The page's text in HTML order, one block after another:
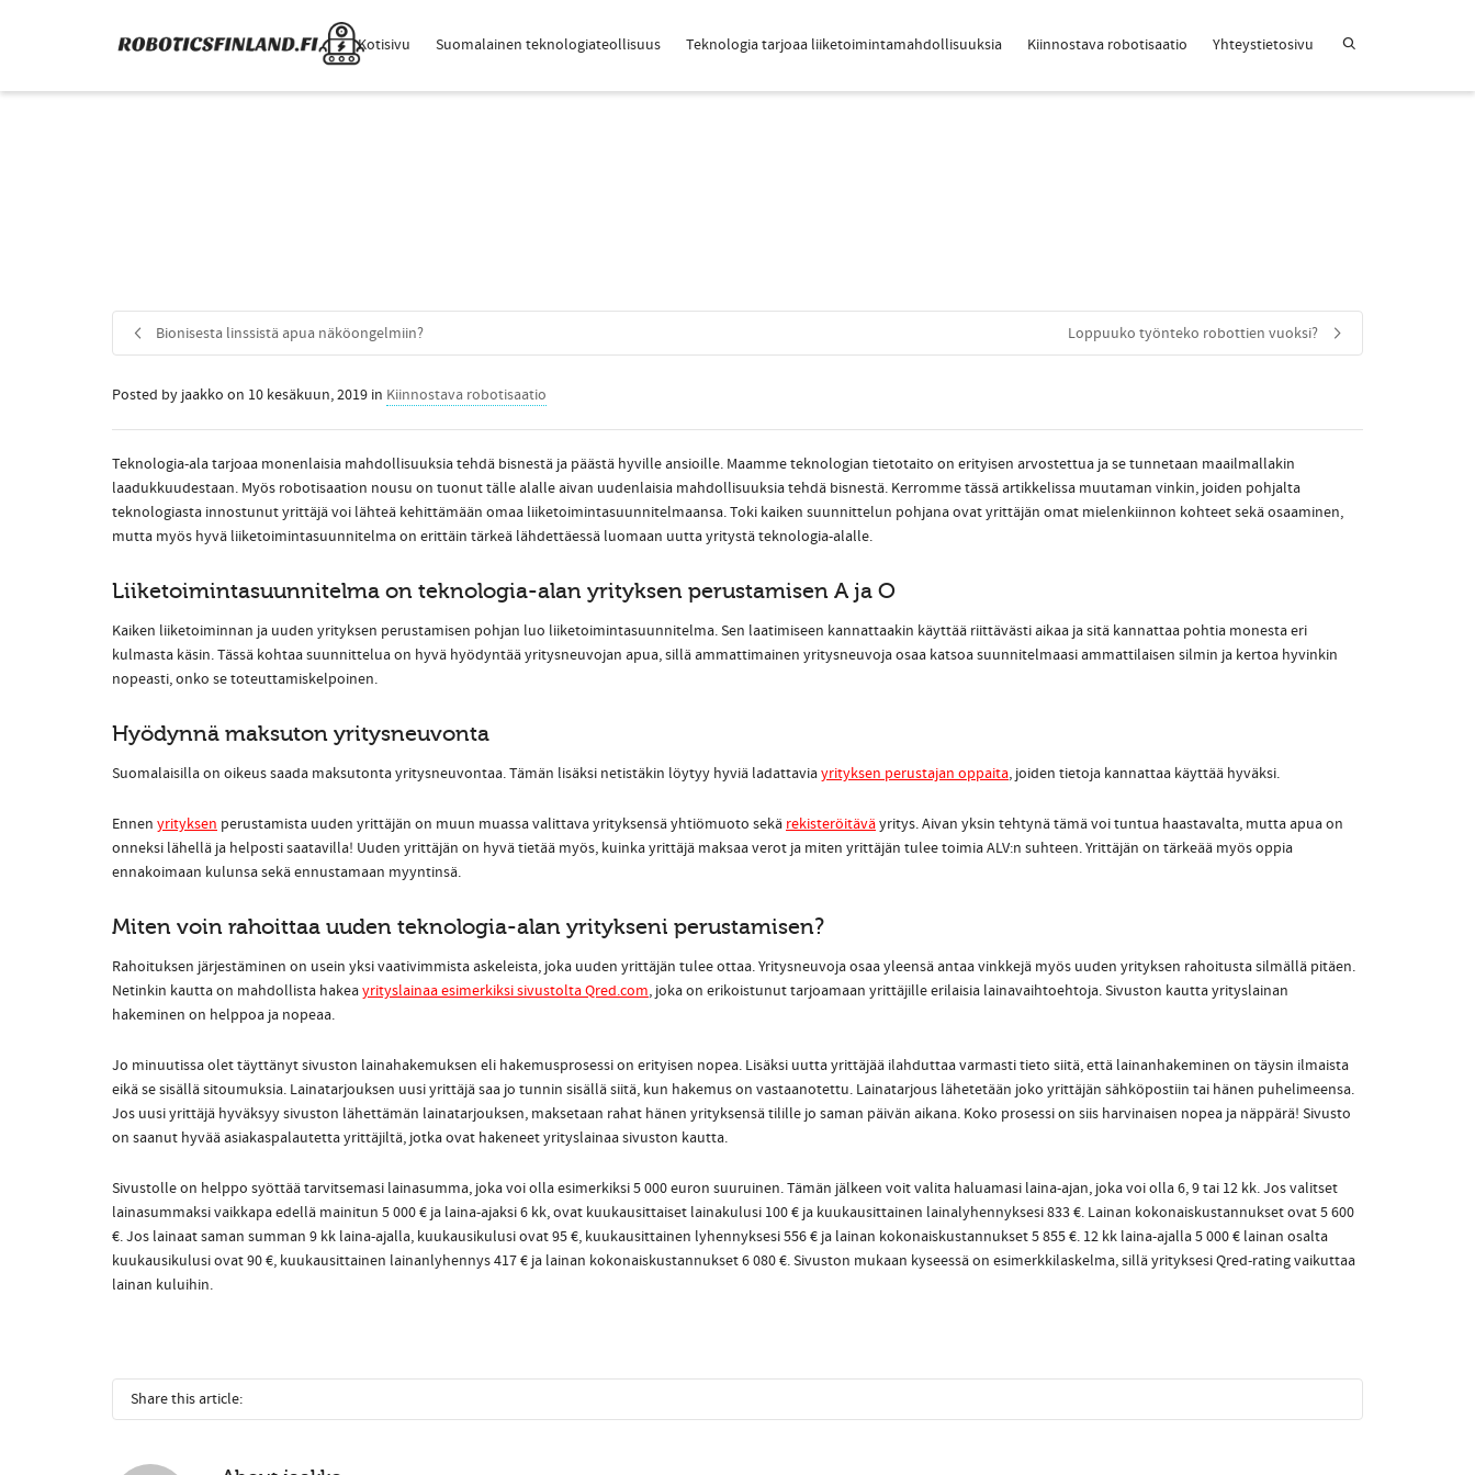
Kotisivu Suomalainen teknologiateollisuus Teknologia tarjoaa liiketoimintamahdollisuuksia Kiinnostava robotisaatio Yhteystietosivu
Bionisesta linssistä apua näköongelmiin? Loppuuko työnteko robottien vuoksi?
Posted by jaakko on 10 kesäkuun, 2019 in Kiinnostava robotisaatio
Teknologia-ala tarjoaa monenlaisia mahdollisuuksia tehdä bisnestä ja päästä hyville ansioille. Maamme teknologian tietotaito on erityisen arvostettua ja se tunnetaan maailmallakin
laadukkuudestaan. Myös robotisaation nousu on tuonut tälle alalle aivan uudenlaisia mahdollisuuksia tehdä bisnestä. Kerromme tässä artikkelissa muutaman vinkin, joiden pohjalta
teknologiasta innostunut yrittäjä voi lähteä kehittämään omaa liiketoimintasuunnitelmaansa. Toki kaiken suunnittelun pohjana ovat yrittäjän omat mielenkiinnon kohteet sekä osaaminen,
mutta myös hyvä liiketoimintasuunnitelma on erittäin tärkeä lähdettäessä luomaan uutta yritystä teknologia-alalle.
Liiketoimintasuunnitelma on teknologia-alan yrityksen perustamisen A ja O
Kaiken liiketoiminnan ja uuden yrityksen perustamisen pohjan luo liiketoimintasuunnitelma. Sen laatimiseen kannattaakin käyttää riittävästi aikaa ja sitä kannattaa pohtia monesta eri
kulmasta käsin. Tässä kohtaa suunnittelua on hyvä hyödyntää yritysneuvojan apua, sillä ammattimainen yritysneuvoja osaa katsoa suunnitelmaasi ammattilaisen silmin ja kertoa hyvinkin
nopeasti, onko se toteuttamiskelpoinen.
Hyödynnä maksuton yritysneuvonta
Suomalaisilla on oikeus saada maksutonta yritysneuvontaa. Tämän lisäksi netistäkin löytyy hyviä ladattaviayrityksen perustajan oppaita, joiden tietoja kannattaa käyttää hyväksi.
Ennen yrityksen perustamista uuden yrittäjän on muun muassa valittava yrityksensä yhtiömuoto sekä rekisteröitäväyritys. Aivan yksin tehtynä tämä voi tuntua haastavalta, mutta apua on
onneksi lähellä ja helposti saatavilla! Uuden yrittäjän on hyvä tietää myös, kuinka yrittäjä maksaa verot ja miten yrittäjän tulee toimia ALV:n suhteen. Yrittäjän on tärkeää myös oppia
ennakoimaan kulunsa sekä ennustamaan myyntinsä.
Miten voin rahoittaa uuden teknologia-alan yritykseni perustamisen?
Rahoituksen järjestäminen on usein yksi vaativimmista askeleista, joka uuden yrittäjän tulee ottaa. Yritysneuvoja osaa yleensä antaa vinkkejä myös uuden yrityksen rahoitusta silmällä pitäen.
Netinkin kautta on mahdollista hakeayrityslainaa esimerkiksi sivustolta Qred.com, joka on erikoistunut tarjoamaan yrittäjille erilaisia lainavaihtoehtoja. Sivuston kautta yrityslainan
hakeminen on helppoa ja nopeaa.
Jo minuutissa olet täyttänyt sivuston lainahakemuksen eli hakemusprosessi on erityisen nopea. Lisäksi uutta yrittäjää ilahduttaa varmasti tieto siitä, että lainanhakeminen on täysin ilmaista
eikä se sisällä sitoumuksia. Lainatarjouksen uusi yrittäjä saa jo tunnin sisällä siitä, kun hakemus on vastaanotettu. Lainatarjous lähetetään joko yrittäjän sähköpostiin tai hänen puhelimeensa.
Jos uusi yrittäjä hyväksyy sivuston lähettämän lainatarjouksen, maksetaan rahat hänen yrityksensä tilille jo saman päivän aikana. Koko prosessi on siis harvinaisen nopea ja näppärä! Sivusto
on saanut hyvää asiakaspalautetta yrittäjiltä, jotka ovat hakeneet yrityslainaa sivuston kautta.
Sivustolle on helppo syöttää tarvitsemasi lainasumma, joka voi olla esimerkiksi 5 000 euron suuruinen. Tämän jälkeen voit valita haluamasi laina-ajan, joka voi olla 6, 9 tai 12 kk. Jos valitset
lainasummaksi vaikkapa edellä mainitun 5 000 € ja laina-ajaksi 6 kk, ovat kuukausittaiset lainakulusi 100 € ja kuukausittainen lainalyhennyksesi 833 €. Lainan kokonaiskustannukset ovat 5 600
€. Jos lainaat saman summan 9 kk laina-ajalla, kuukausikulusi ovat 95 €, kuukausittainen lyhennyksesi 556 € ja lainan kokonaiskustannukset 5 855 €. 12 kk laina-ajalla 5 000 € lainan osalta
kuukausikulusi ovat 90 €, kuukausittainen lainanlyhennys 417 € ja lainan kokonaiskustannukset 6 080 €. Sivuston mukaan kyseessä on esimerkkilaskelma, sillä yrityksesi Qred-rating vaikuttaa
lainan kuluihin.
Share this article: